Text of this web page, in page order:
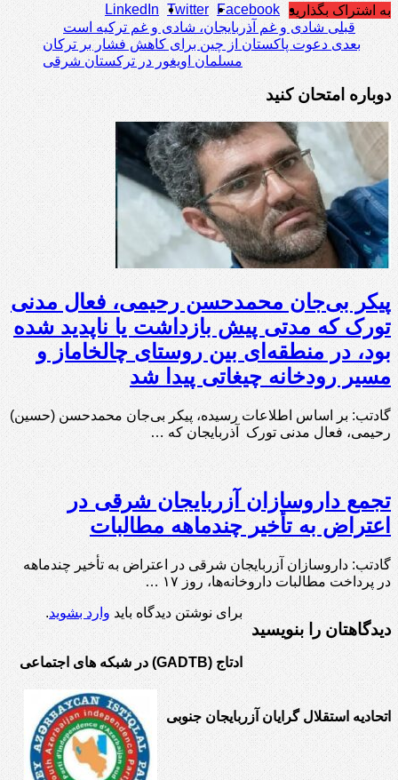
به اشتراک بگذارید Facebook
Twitter
LinkedIn
قبلی شادی و غم آذربایجان، شادی و غم ترکیه است
بعدی دعوت پاکستان از چین برای کاهش فشار بر ترکان
مسلمان اویغور در ترکستان شرقی
دوباره امتحان کنید
پیکر بی‌جان محمدحسن رحیمی، فعال مدنی
تورک که مدتی پیش بازداشت یا ناپدید شده
بود، در منطقه‌ای بین روستای چالخاماز و
مسیر رودخانه چیغاتی پیدا شد
گادتب: بر اساس اطلاعات رسیده، پیکر بی‌جان محمدحسن (حسین)
رحیمی، فعال مدنی تورک آذربایجان که …
تجمع داروسازان آزربایجان شرقی در
اعتراض به تأخیر چندماهه مطالبات
گادتب: داروسازان آزربایجان شرقی در اعتراض به تأخیر چندماهه
در پرداخت مطالبات داروخانه‌ها، روز ۱۷ …
دیدگاهتان را بنویسید
برای نوشتن دیدگاه باید وارد بشوید.
ادتاج (GADTB) در شبکه های اجتماعی
اتحادیه استقلال گرایان آزربایجان جنوبی